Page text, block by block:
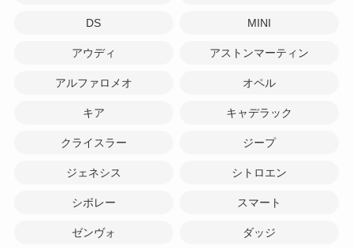
DS MINI
アウディ アストンマーティン
アルファロメオ オペル
キア キャデラック
クライスラー ジープ
ジェネシス シトロエン
シボレー スマート
ゼンヴォ ダッジ